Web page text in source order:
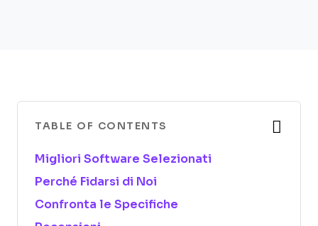
TABLE OF CONTENTS
Migliori Software Selezionati
Perché Fidarsi di Noi
Confronta le Specifiche